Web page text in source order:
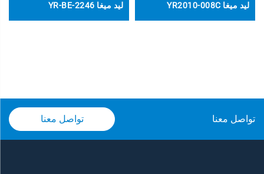
ليد ميغا YR2010-008C ليد ميغا YR-BE-2246
تواصل معنا تواصل معنا